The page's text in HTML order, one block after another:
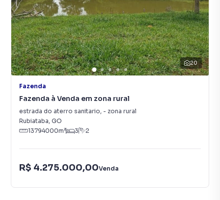
20
Fazenda
Fazenda à Venda em zona rural
estrada do aterro sanitario, - zona rural
Rubiataba, GO
13794000m² 3 2
R$ 4.275.000,00Venda